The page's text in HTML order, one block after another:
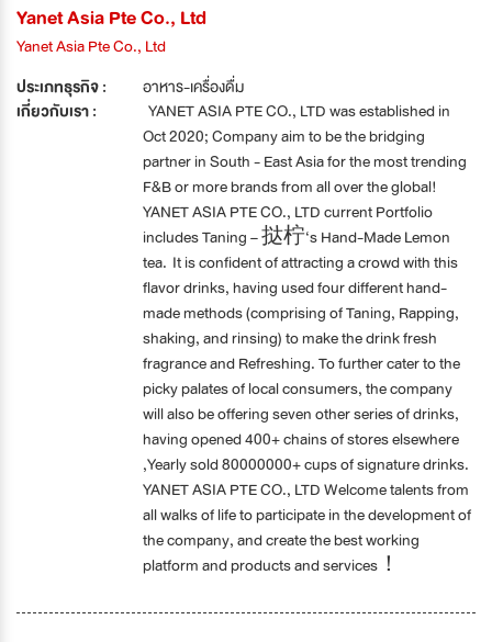
Yanet Asia Pte Co., Ltd
Yanet Asia Pte Co., Ltd
ประเภทธุรกิจ :
อาหาร-เครื่องดื่ม
เกี่ยวกับเรา :
YANET ASIA PTE CO., LTD was established in
Oct 2020; Company aim to be the bridging
partner in South - East Asia for the most trending
F&B or more brands from all over the global!
YANET ASIA PTE CO., LTD current Portfolio
includes Taning – 挞柠‘s Hand-Made Lemon
tea. It is confident of attracting a crowd with this
flavor drinks, having used four different hand-
made methods (comprising of Taning, Rapping,
shaking, and rinsing) to make the drink fresh
fragrance and Refreshing. To further cater to the
picky palates of local consumers, the company
will also be offering seven other series of drinks,
having opened 400+ chains of stores elsewhere
,Yearly sold 80000000+ cups of signature drinks.
YANET ASIA PTE CO., LTD Welcome talents from
all walks of life to participate in the development of
the company, and create the best working
platform and products and services！